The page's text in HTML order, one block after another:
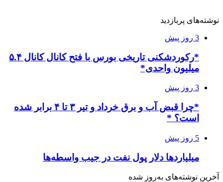
نوشته‌های پربازدید
3 روز پیش
*رکوردشکنی تاریخی بورس با فتح کانال کانال ۵.۴
میلیون واحدی*
3 روز پیش
*چرا قبض آب و برق خرداد و تیر ۳ تا ۴ برابر شده
است؟ *
5 روز پیش
میلیاردها دلار پول نفت در جیب واسطه‌ها
آخرین نوشته‌های‌ به‌روز شده